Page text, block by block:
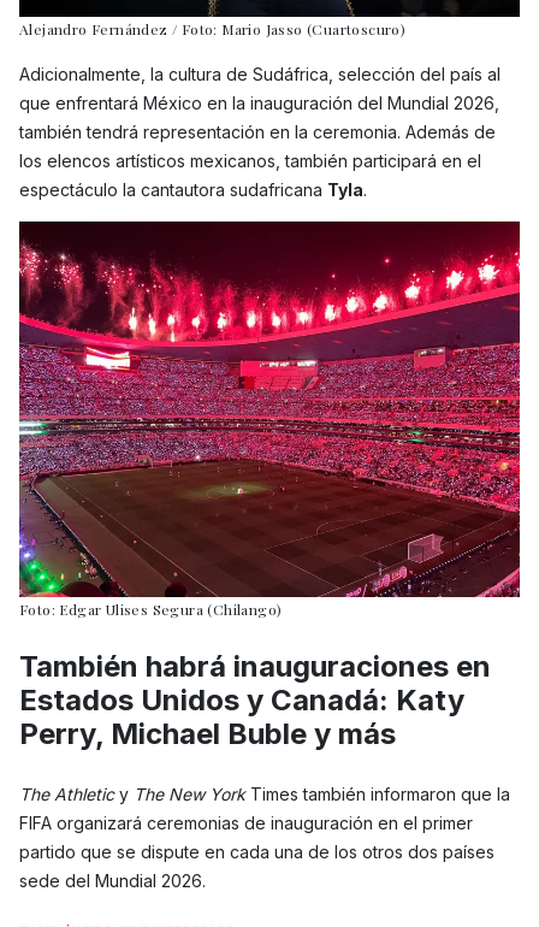
Alejandro Fernández / Foto: Mario Jasso (Cuartoscuro)
Adicionalmente, la cultura de Sudáfrica, selección del país al
que enfrentará México en la inauguración del Mundial 2026,
también tendrá representación en la ceremonia. Además de
los elencos artísticos mexicanos, también participará en el
espectáculo la cantautora sudafricana Tyla.
Foto: Edgar Ulises Segura (Chilango)
También habrá inauguraciones en
Estados Unidos y Canadá: Katy
Perry, Michael Buble y más
The Athleticy The New YorkTimes también informaron que la
FIFA organizará ceremonias de inauguración en el primer
partido que se dispute en cada una de los otros dos países
sede del Mundial 2026.